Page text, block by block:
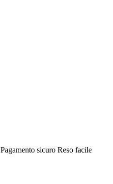
Pagamento sicuro Reso facile